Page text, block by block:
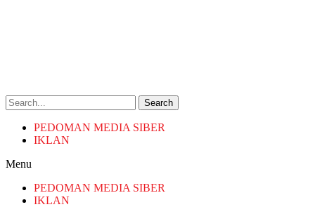
Search
PEDOMAN MEDIA SIBER
IKLAN
Menu
PEDOMAN MEDIA SIBER
IKLAN